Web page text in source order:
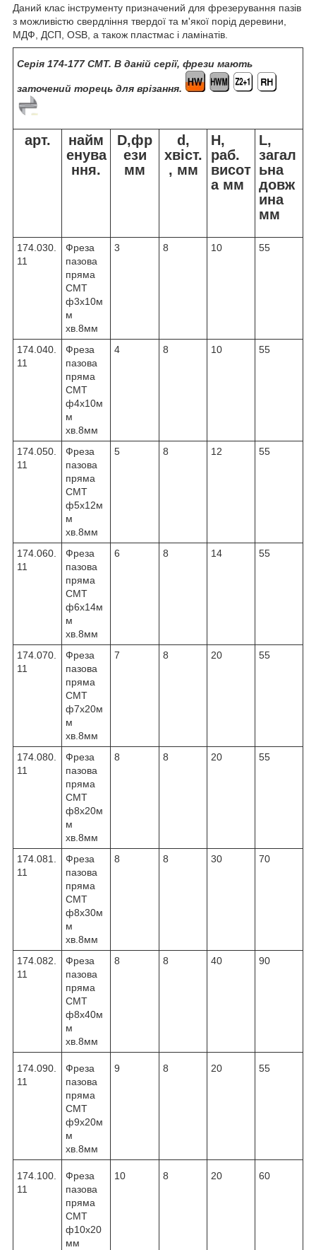
Даний клас інструменту призначений для фрезерування пазів
з можливістю свердління твердої та м'якої порід деревини,
МДФ, ДСП, OSB, а також пластмас і ламінатів.
Серія 174-177 CMT. В даній серії, фрези мають
заточений торець для врізання.
арт.
найм
енува
ння.
D,фр
ези
мм
d,
хвіст.
, мм
H,
раб.
висот
а мм
L,
загал
ьна
довж
ина
мм
174.030.
11
Фреза
пазова
пряма
CMT
ф3х10м
м
хв.8мм
3 8 10 55
174.040.
11
Фреза
пазова
пряма
CMT
ф4х10м
м
хв.8мм
4 8 10 55
174.050.
11
Фреза
пазова
пряма
CMT
ф5х12м
м
хв.8мм
5 8 12 55
174.060.
11
Фреза
пазова
пряма
CMT
ф6х14м
м
хв.8мм
6 8 14 55
174.070.
11
Фреза
пазова
пряма
CMT
ф7х20м
м
хв.8мм
7 8 20 55
174.080.
11
Фреза
пазова
пряма
CMT
ф8х20м
м
хв.8мм
8 8 20 55
174.081.
11
Фреза
пазова
пряма
CMT
ф8х30м
м
хв.8мм
8 8 30 70
174.082.
11
Фреза
пазова
пряма
CMT
ф8х40м
м
хв.8мм
8 8 40 90
174.090.
11
Фреза
пазова
пряма
CMT
ф9х20м
м
хв.8мм
9 8 20 55
174.100.
11
Фреза
пазова
пряма
CMT
ф10х20
мм
10 8 20 60